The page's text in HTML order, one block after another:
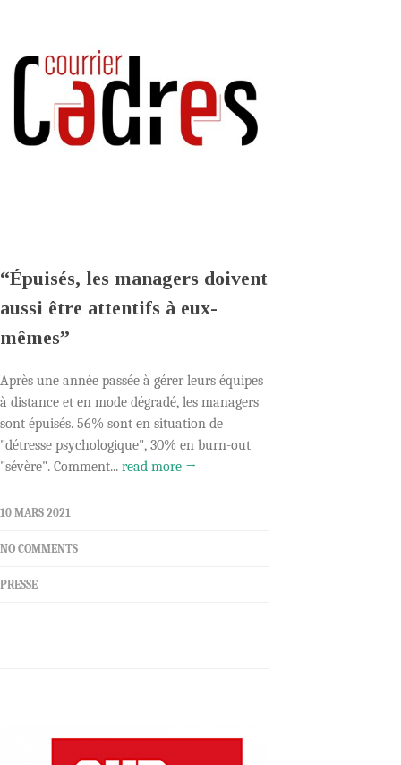
“Épuisés, les managers doivent
aussi être attentifs à eux-
mêmes”
Après une année passée à gérer leurs équipes
à distance et en mode dégradé, les managers
sont épuisés. 56% sont en situation de
"détresse psychologique", 30% en burn-out
"sévère". Comment... read more →
10 MARS 2021
NO COMMENTS
PRESSE